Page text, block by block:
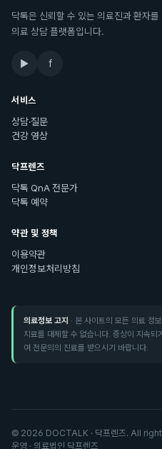
닥톡은 신뢰할 수 있는 의료진과 환자
의료 상담 플랫폼입니다.
▶ f
서비스
상담·질문
건강 영상
닥프렌즈
닥톡 QnA 전문가
닥톡 예약
약관 및 정책
이용약관
개인정보처리방침
의료정보 고지 · 본 사이트의 모든 의료 정
치료를 대체할 수 없습니다. 증상이 지속
여 전문의의 진료를 받으시기 바랍니다.
© 2026 DOCTALK · 닥프렌즈. All
운영 · 의료법인 닥프렌즈